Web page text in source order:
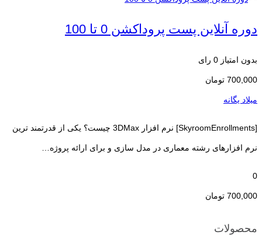
دوره آنلاین پست پروداکشن 0 تا 100
بدون امتیاز 0 رای
700,000 تومان
میلاد یگانه
[SkyroomEnrollments] نرم افزار 3DMax چیست؟ یکی از قدرتمند ترین
نرم افزارهای رشته معماری در مدل سازی و برای ارائه پروژه…
0
700,000 تومان
محصولات